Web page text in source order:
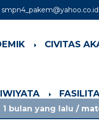
smpn4_pakem@yahoo.co.id
CIVITAS
/ materi sosialisasi